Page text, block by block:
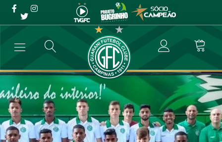
Bugre na Copinha:
Delegação Bugrina
embarca para Taquaritinga